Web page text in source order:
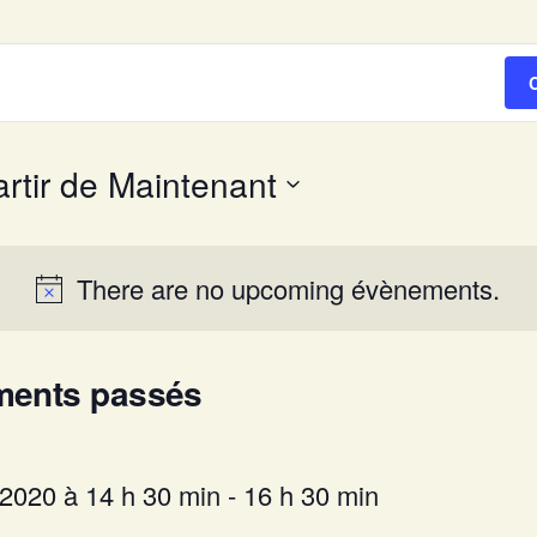
There are no upcoming évènements.
de Maintenant
passés
à 14 h 30 min - 16 h 30 min